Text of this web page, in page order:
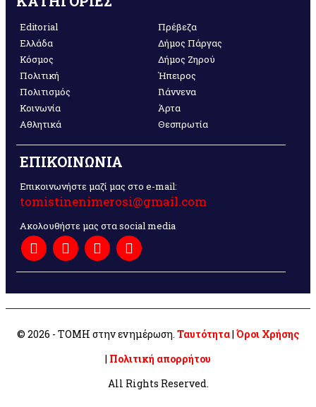
Editorial
Ελλάδα
Κόσμος
Πολιτική
Πολιτισμός
Κοινωνία
Αθλητικά
Πρέβεζα
Δήμος Πάργας
Δήμος Ζηρού
Ήπειρος
Γιάννενα
Άρτα
Θεσπρωτία
ΕΠΙΚΟΙΝΩΝΙΑ
Επικοινωνήστε μαζί μας στο e-mail:
tomistinenimerosi@gmail.com
Ακολουθήστε μας στα social media
© 2026 - ΤΟΜΗ στην ενημέρωση. Ταυτότητα| Όροι Χρήσης
| Πολιτική απορρήτου
All Rights Reserved.